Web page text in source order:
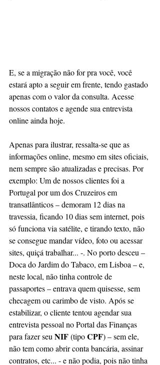
E, se a migração não for pra você, você
estará apto a seguir em frente, tendo gastado
apenas com o valor da consulta. Acesse
nossos contatos e agende sua entrevista
online ainda hoje.
Apenas para ilustrar, ressalta-se que as
informações online, mesmo em sites oficiais,
nem sempre são atualizadas e precisas. Por
exemplo: Um de nossos clientes foi a
Portugal por um dos Cruzeiros em
transatlânticos – demoram 12 dias na
travessia, ficando 10 dias sem internet, pois
só funciona via satélite, e tirando texto, não
se consegue mandar vídeo, foto ou acessar
sites, quiçá trabalhar... -. No porto desceu –
Doca do Jardim do Tabaco, em Lisboa – e,
neste local, não tinha controle de
passaportes – entrava quem quisesse, sem
checagem ou carimbo de visto. Após se
estabilizar, o cliente tentou agendar sua
entrevista pessoal no Portal das Finanças
para fazer seu NIF (tipo CPF) – sem ele,
não tem como abrir conta bancária, assinar
contratos, etc... - e não podia, pois não tinha